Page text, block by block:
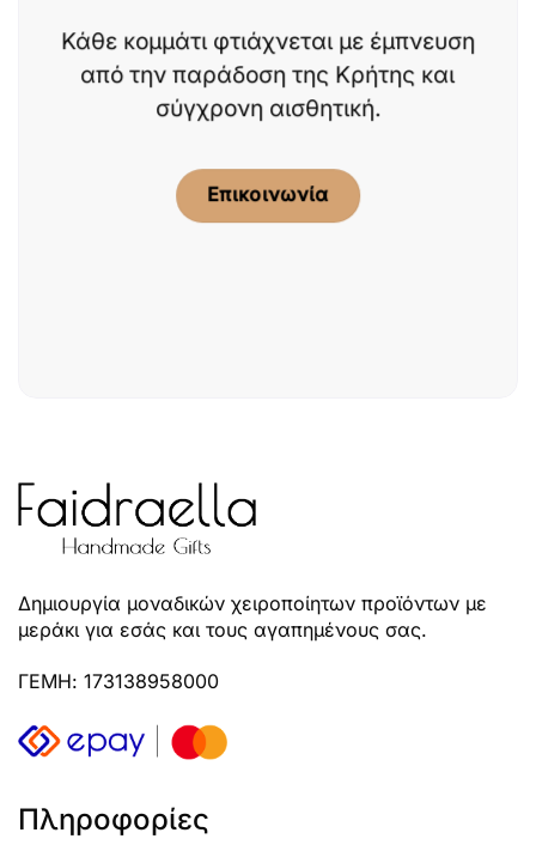
Κάθε κομμάτι φτιάχνεται με έμπνευση
από την παράδοση της Κρήτης και
σύγχρονη αισθητική.
Επικοινωνία
Δημιουργία μοναδικών χειροποίητων προϊόντων με
μεράκι για εσάς και τους αγαπημένους σας.
ΓΕΜΗ: 173138958000
Πληροφορίες